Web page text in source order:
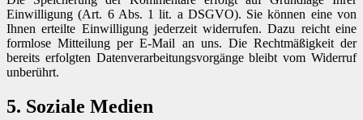
Einwilligung (Art. 6 Abs. 1 lit. a DSGVO). Sie können eine von
Ihnen erteilte Einwilligung jederzeit widerrufen. Dazu reicht eine
formlose Mitteilung per E-Mail an uns. Die Rechtmäßigkeit der
bereits erfolgten Datenverarbeitungsvorgänge bleibt vom Widerruf
unberührt.
5. Soziale Medien